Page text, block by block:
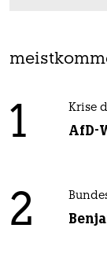
1 Krise
AfD-
2